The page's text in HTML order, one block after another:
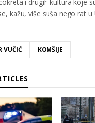
i drugih kultura koje
kažu, više suša nego rat u
VUČIĆ KOMŠIJE